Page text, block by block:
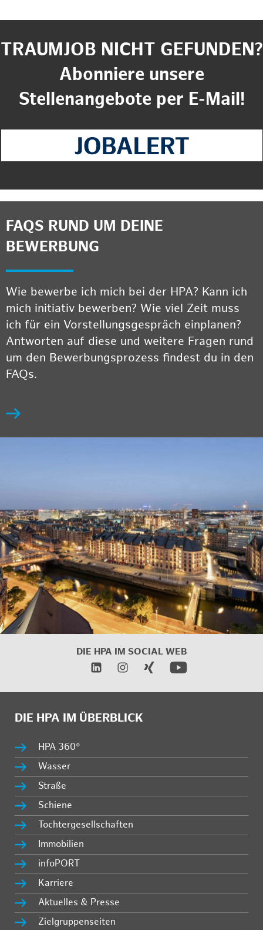
TRAUMJOB NICHT GEFUNDEN?
Abonniere unsere
Stellenangebote per E-Mail!
FAQS RUND UM DEINE
BEWERBUNG
Wie bewerbe ich mich bei der HPA? Kann ich
mich initiativ bewerben? Wie viel Zeit muss
ich für ein Vorstellungsgespräch einplanen?
Antworten auf diese und weitere Fragen rund
um den Bewerbungsprozess findest du in den
FAQs.
DIE HPA IM SOCIAL WEB
DIE HPA IM ÜBERBLICK
HPA 360°
Wasser
Straße
Schiene
Tochtergesellschaften
Immobilien
infoPORT
Karriere
Aktuelles & Presse
Zielgruppenseiten